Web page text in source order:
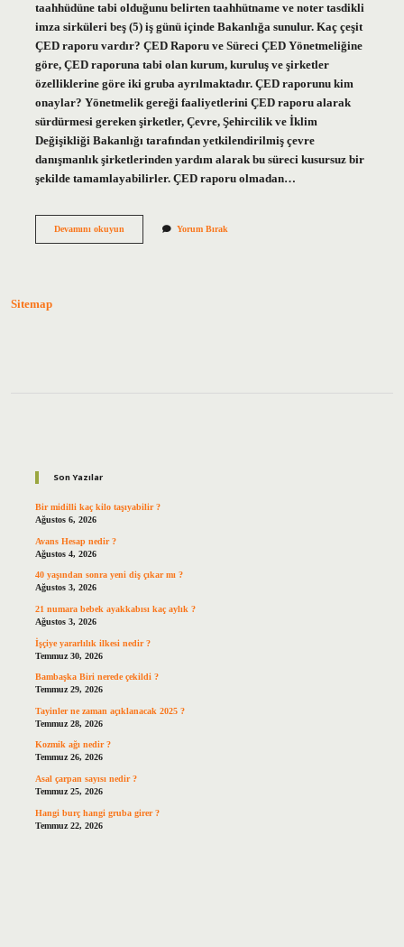
taahhüdüne tabi olduğunu belirten taahhütname ve noter tasdikli
imza sirküleri beş (5) iş günü içinde Bakanlığa sunulur. Kaç çeşit
ÇED raporu vardır? ÇED Raporu ve Süreci ÇED Yönetmeliğine
göre, ÇED raporuna tabi olan kurum, kuruluş ve şirketler
özelliklerine göre iki gruba ayrılmaktadır. ÇED raporunu kim
onaylar? Yönetmelik gereği faaliyetlerini ÇED raporu alarak
sürdürmesi gereken şirketler, Çevre, Şehircilik ve İklim
Değişikliği Bakanlığı tarafından yetkilendirilmiş çevre
danışmanlık şirketlerinden yardım alarak bu süreci kusursuz bir
şekilde tamamlayabilirler. ÇED raporu olmadan…
Devamını okuyunÇed
Yorum Bırak
Sitemap
Son Yazılar
Bir midilli kaç kilo taşıyabilir ?
Ağustos 6, 2026
Avans Hesap nedir ?
Ağustos 4, 2026
40 yaşından sonra yeni diş çıkar mı ?
Ağustos 3, 2026
21 numara bebek ayakkabısı kaç aylık ?
Ağustos 3, 2026
İşçiye yararlılık ilkesi nedir ?
Temmuz 30, 2026
Bambaşka Biri nerede çekildi ?
Temmuz 29, 2026
Tayinler ne zaman açıklanacak 2025 ?
Temmuz 28, 2026
Kozmik ağı nedir ?
Temmuz 26, 2026
Asal çarpan sayısı nedir ?
Temmuz 25, 2026
Hangi burç hangi gruba girer ?
Temmuz 22, 2026